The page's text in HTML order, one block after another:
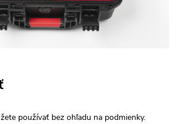
používať bez ohľadu na podmienky.